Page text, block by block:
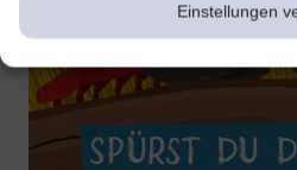
Einstellungen